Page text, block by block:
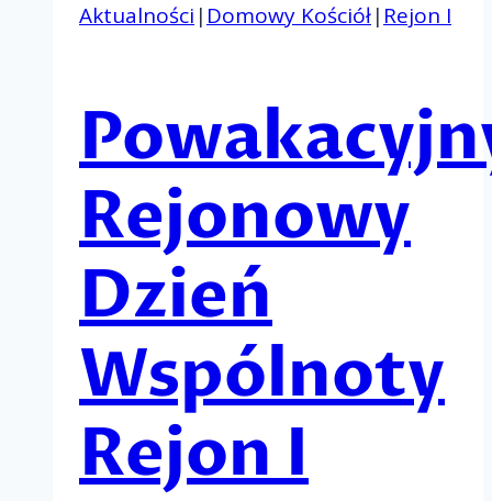
Aktualności | Domowy Kościół| Rejon I
Rejonowy
Dzień
Wspólnoty
Rejon I